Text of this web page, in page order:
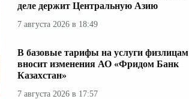
деле держит Центральную Азию
7 августа 2026 в 18:49
В базовые тарифы на услуги физлицам
вносит изменения АО «Фридом Банк
Казахстан»
7 августа 2026 в 17:57